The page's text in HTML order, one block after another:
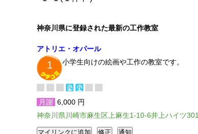
神奈川県に登録された最新の工作教室
アトリエ・オパール
1 小学生向けの絵画や工作の教室です。
月謝 6,000 円
神奈川県川崎市麻生区上麻生1-10-6井上ハイツ301